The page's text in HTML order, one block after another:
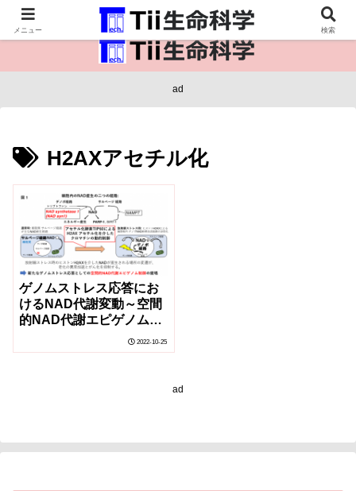
医療保健・生命・生物の情報インフラ。
ad
H2AXアセチル化
ゲノムストレス応答にお
けるNAD代謝変動～空間
的NAD代謝エピゲノム制
2022-10-25
ad
メニュー 検索